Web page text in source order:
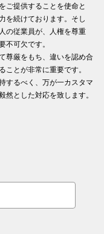
ご提供することを使命と
を続けております。そし
の従業員が、人権を尊重
不可欠です。
尊厳をもち、違いを認め合
ことが非常に重要です。
するべく、万が一カスタマ
然とした対応を致します。